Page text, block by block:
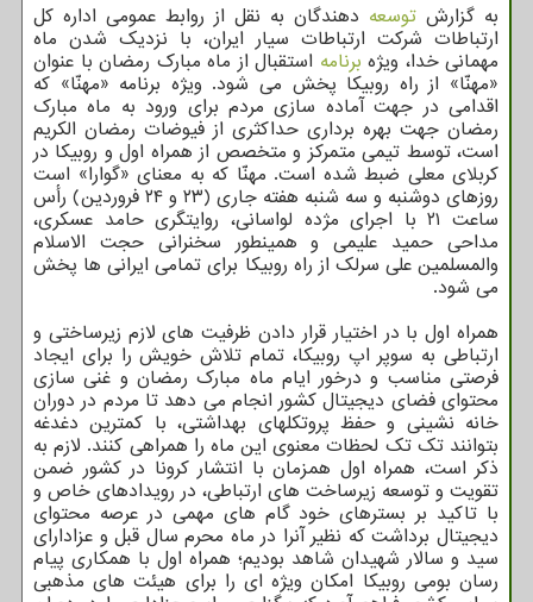
به گزارش توسعه دهندگان به نقل از روابط عمومی اداره کل
ارتباطات شرکت ارتباطات سیار ایران، با نزدیک شدن ماه
مهمانی خدا، ویژه برنامه استقبال از ماه مبارک رمضان با عنوان
«مهنّا» از راه روبیکا پخش می شود. ویژه برنامه «مهنّا» که
اقدامی در جهت آماده سازی مردم برای ورود به ماه مبارک
رمضان جهت بهره برداری حداکثری از فیوضات رمضان الکریم
است، توسط تیمی متمرکز و متخصص از همراه اول و روبیکا در
کربلای معلی ضبط شده است. مهنّا که به معنای «گوارا» است
روزهای دوشنبه و سه شنبه هفته جاری (۲۳ و ۲۴ فروردین) رأس
ساعت ۲۱ با اجرای مژده لواسانی، روایتگری حامد عسکری،
مداحی حمید علیمی و همینطور سخنرانی حجت الاسلام
والمسلمین علی سرلک از راه روبیکا برای تمامی ایرانی ها پخش
می شود.
همراه اول با در اختیار قرار دادن ظرفیت های لازم زیرساختی و
ارتباطی به سوپر اپ روبیکا، تمام تلاش خویش را برای ایجاد
فرصتی مناسب و درخور ایام ماه مبارک رمضان و غنی سازی
محتوای فضای دیجیتال کشور انجام می دهد تا مردم در دوران
خانه نشینی و حفظ پروتکلهای بهداشتی، با کمترین دغدغه
بتوانند تک تک لحظات معنوی این ماه را همراهی کنند. لازم به
ذکر است، همراه اول همزمان با انتشار کرونا در کشور ضمن
تقویت و توسعه زیرساخت های ارتباطی، در رویدادهای خاص و
با تاکید بر بسترهای خود گام های مهمی در عرصه محتوای
دیجیتال برداشت که نظیر آنرا در ماه محرم سال قبل و عزادارای
سید و سالار شهیدان شاهد بودیم؛ همراه اول با همکاری پیام
رسان بومی روبیکا امکان ویژه ای را برای هیئت های مذهبی